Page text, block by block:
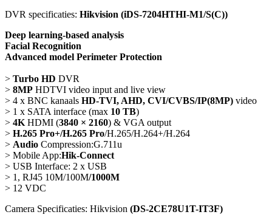
DVR specificaties: Hikvision (iDS-7204HTHI-M1/S(C))
Deep learning-based analysis
Facial Recognition
Advanced model Perimeter Protection
> Turbo HD DVR
> 8MP HDTVI video input and live view
> 4 x BNC kanaals HD-TVI, AHD, CVI/CVBS/IP(8MP) video
> 1 x SATA interface (max 10 TB)
> 4K HDMI (3840 × 2160) & VGA output
> H.265 Pro+/H.265 Pro/H.265/H.264+/H.264
> Audio Compression:G.711u
> Mobile App:Hik-Connect
> USB Interface: 2 x USB
> 1, RJ45 10M/100M/1000M
> 12 VDC
Camera Specificaties: Hikvision (DS-2CE78U1T-IT3F)